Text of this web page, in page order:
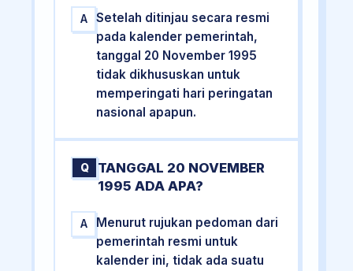
A
Setelah ditinjau secara resmi
pada kalender pemerintah,
tanggal 20 November 1995
tidak dikhususkan untuk
memperingati hari peringatan
nasional apapun.
Q
TANGGAL 20 NOVEMBER
1995 ADA APA?
A
Menurut rujukan pedoman dari
pemerintah resmi untuk
kalender ini, tidak ada suatu